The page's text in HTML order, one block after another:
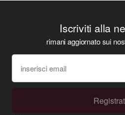
Iscriviti alla
rimani aggiornato sui